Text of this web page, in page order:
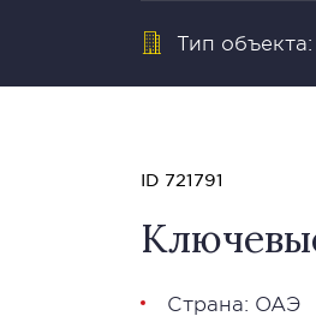
Тип
ID 721791
Страна: ОАЭ